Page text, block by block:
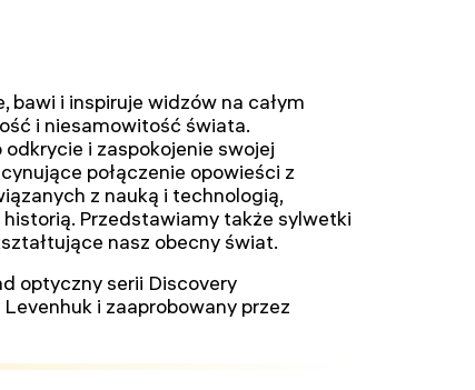
bawi i inspiruje widzów na całym
i niesamowitość świata.
i zaspokojenie swojej
połączenie opowieści z
z nauką i technologią,
Przedstawiamy także sylwetki
nasz obecny świat.
optyczny serii Discovery
i zaaprobowany przez